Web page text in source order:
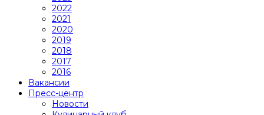
2022
2021
2020
2019
2018
2017
2016
Вакансии
Пресс-центр
Новости